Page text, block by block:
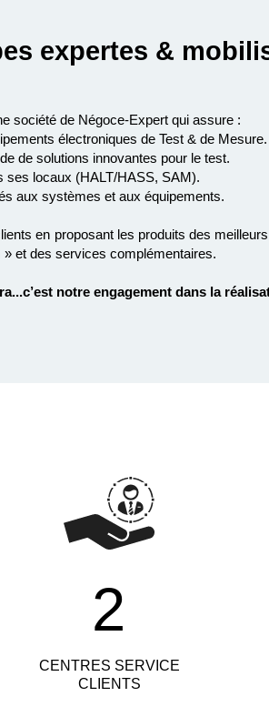
expertes &
société de Négoce-Expert qui assure :
électroniques de Test & de Mesure.
de solutions innovantes pour le test.
ses locaux (HALT/HASS, SAM).
aux systèmes et aux équipements.
en proposant les produits des
et des services complémentaires.
notre engagement dans la
CENTRES SERVICE
CLIENTS
2